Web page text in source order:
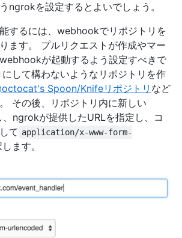
ngrokを設定するとよいでしょう。
するには、webhookでリポジトリを
ます。 プルリクエストが作成やマー
が起動するよう設定すべきで
して構わないようなリポジトリを作
Spoon/Knifeリポジトリ など
その後、リポジトリ内に新しい
ngrokが提供したURLを指定し、コ
て application/x-www-form-
ます。